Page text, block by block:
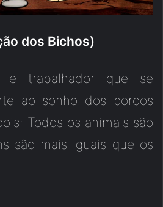
dos Bichos)
trabalhador que se
ao sonho dos porcos
Todos os animais são
são mais iguais que os